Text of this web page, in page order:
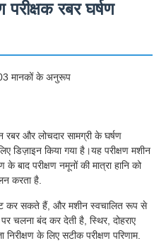
रबर घर्षण
मानकों के अनुरूप
और लोचदार सामग्री के घर्षण
डिज़ाइन किया गया है।यह परीक्षण मशीन
बाद परीक्षण नमूनों की मात्रा हानि को
करता है.
सेट कर सकते हैं, और मशीन स्वचालित रूप से
चलना बंद कर देती है, स्थिर, दोहराए
के लिए सटीक परीक्षण परिणाम.